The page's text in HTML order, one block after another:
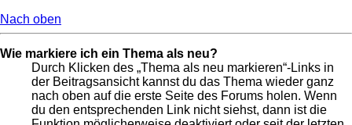
Nach oben
Wie markiere ich ein Thema als neu?
Durch Klicken des „Thema als neu markieren“-Links in
der Beitragsansicht kannst du das Thema wieder ganz
nach oben auf die erste Seite des Forums holen. Wenn
du den entsprechenden Link nicht siehst, dann ist die